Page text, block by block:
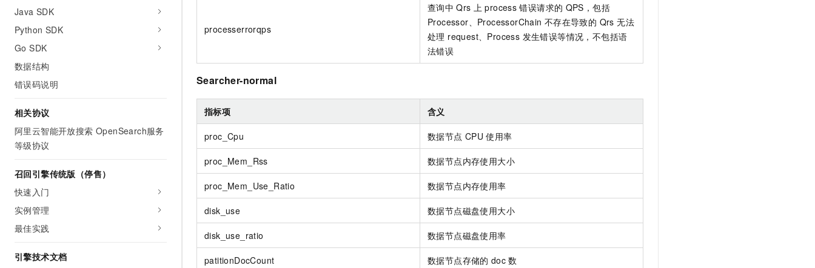
Java SDK
Python SDK
Go SDK
数据结构
错误码说明
相关协议
阿里云智能开放搜索 OpenSearch服务
等级协议
召回引擎传统版（停售）
快速入门
实例管理
最佳实践
引擎技术文档
processerrorqps
查询中 Qrs 上 process 错误请求的 QPS，包括
Processor、ProcessorChain 不存在导致的 Qrs 无法
处理 request、Process 发生错误等情况，不包括语
法错误
Searcher-normal
指标项 含义
proc_Cpu 数据节点 CPU 使用率
proc_Mem_Rss 数据节点内存使用大小
proc_Mem_Use_Ratio 数据节点内存使用率
disk_use 数据节点磁盘使用大小
disk_use_ratio 数据节点磁盘使用率
patitionDocCount 数据节点存储的 doc 数